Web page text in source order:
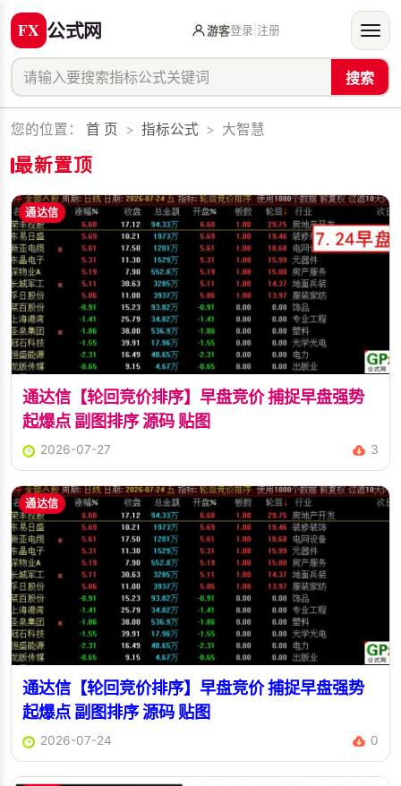
公式网
搜索
游客登录 注册
您的位置： 首 页 > 指标公式 > 大智慧
最新置顶
通达信
通达信【轮回竞价排序】早盘竞价 捕捉早盘强势
起爆点 副图排序 源码 贴图
2026-07-27 3
通达信
通达信【轮回竞价排序】早盘竞价 捕捉早盘强势
起爆点 副图排序 源码 贴图
2026-07-24 0